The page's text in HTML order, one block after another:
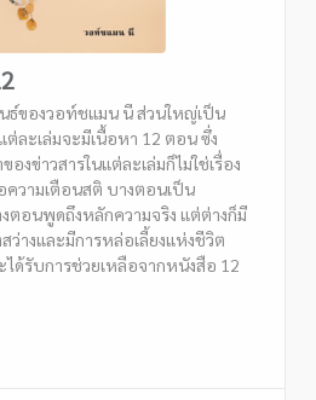
ของวอท์ชแมน นี ส่วนใหญ่เป็น
ละเล่มจะมีเนื้อหา 12 ตอน ซึ่ง
องข่าวสารในแต่ละเล่มก็ไม่ใช่เรื่อง
ความเตือนสติ บางตอนเป็น
ตอนพูดถึงหลักความจริง แต่ต่างก็มี
ว่างและมีการหล่อเลี้ยงแห่งชีวิต
ด้รับการช่วยเหลือจากหนังสือ 12